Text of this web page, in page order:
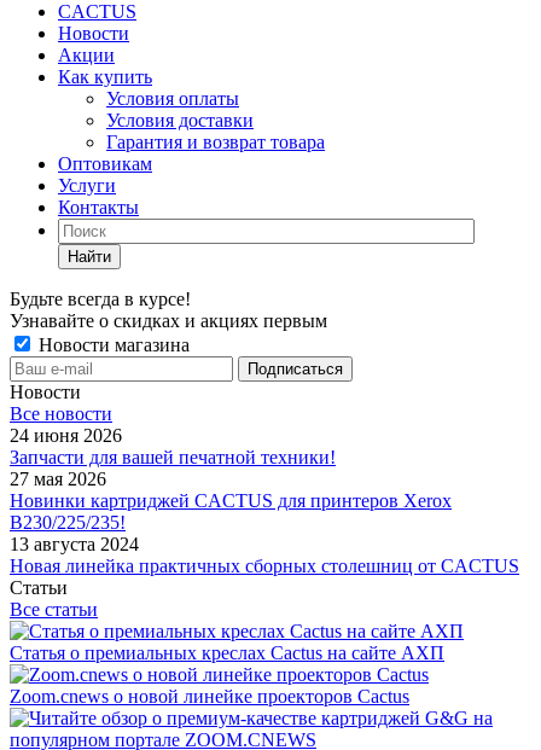
CACTUS
Новости
Акции
Как купить
Условия оплаты
Условия доставки
Гарантия и возврат товара
Оптовикам
Услуги
Контакты
Найти
Будьте всегда в курсе!
Узнавайте о скидках и акциях первым
Новости магазина
Новости
Все новости
24 июня 2026
Запчасти для вашей печатной техники!
27 мая 2026
Новинки картриджей CACTUS для принтеров Xerox
B230/225/235!
13 августа 2024
Новая линейка практичных сборных столешниц от CACTUS
Статьи
Все статьи
Статья о премиальных креслах Cactus на сайте АХП
Zoom.cnews о новой линейке проекторов Cactus